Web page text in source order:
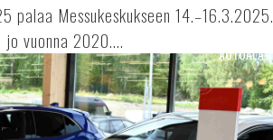
palaa Messukeskukseen 14.–16.3.2025.
vuonna 2020....
AUTOALA